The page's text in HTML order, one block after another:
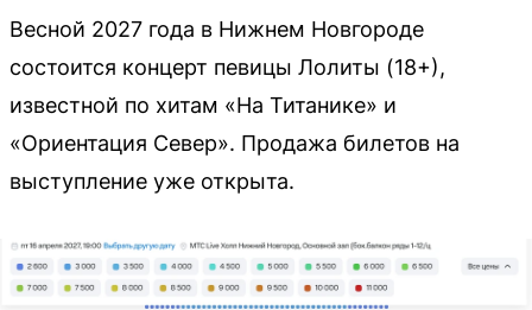
Весной 2027 года в Нижнем Новгороде
состоится концерт певицы Лолиты (18+),
известной по хитам «На Титанике» и
«Ориентация Север». Продажа билетов на
выступление уже открыта.